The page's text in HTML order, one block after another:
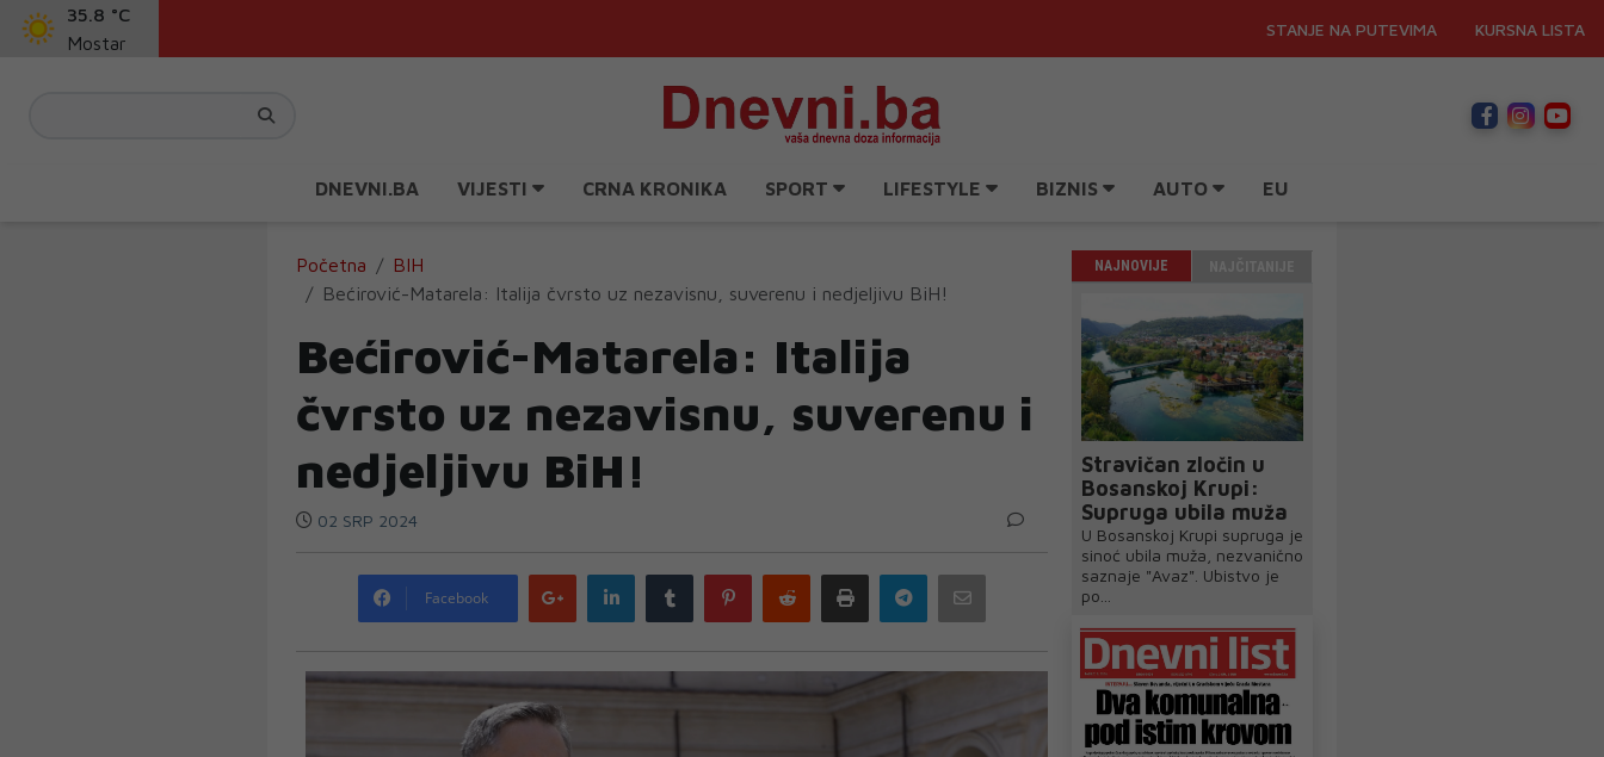
35.8 °C
Mostar
STANJE NA PUTEVIMA KURSNA LISTA
DNEVNI.BA VIJESTI CRNA KRONIKA SPORT LIFESTYLE BIZNIS AUTO EU
Početna
BIH
Bećirović-Matarela: Italija čvrsto uz nezavisnu, suverenu i nedjeljivu BiH!
Bećirović-Matarela: Italija
čvrsto uz nezavisnu, suverenu i
nedjeljivu BiH!
02 SRP 2024
Facebook
Google
plus
LinkedIn Tumblr PinterestReddit Print Telegram
NAJNOVIJE
Stravičan zločin u
Bosanskoj Krupi:
Supruga ubila muža
U Bosanskoj Krupi supruga je
sinoć ubila muža, nezvanično
saznaje "Avaz". Ubistvo je
po...